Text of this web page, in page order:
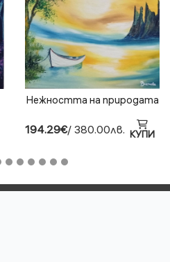
Нежността на природата
194.29€/ 380.00лв. КУПИ